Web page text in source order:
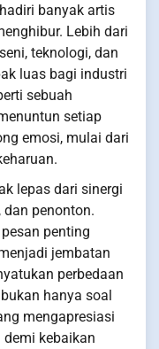
banyak artis
Lebih dari
teknologi, dan
luas bagi industri
sebuah
setiap
emosi, mulai dari
lepas dari sinergi
dan penonton.
penting
jembatan
perbedaan
hanya soal
mengapresiasi
kebaikan